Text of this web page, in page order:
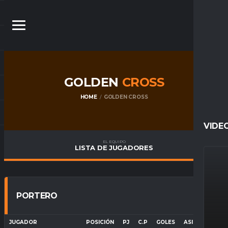
GOLDEN CROSS
HOME GOLDEN CROSS
EL EQUIPO
LISTA DE JUGADORES
PORTERO
JUGADOR POSICIÓN PJ C.P GOLES ASISTENCIAS